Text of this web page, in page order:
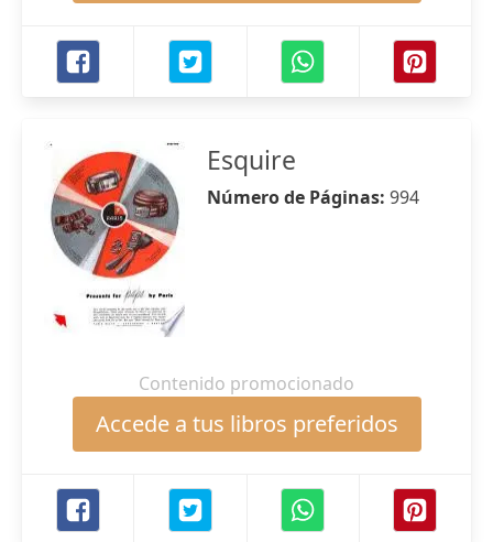
Esquire
Número de Páginas: 994
Contenido promocionado
Accede a tus libros preferidos